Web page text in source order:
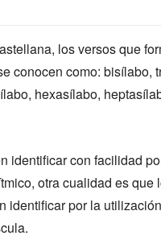
los versos que
conocen como: bisílabo,
hexasílabo,
identificar con facilidad
otra cualidad es que
identificar por la